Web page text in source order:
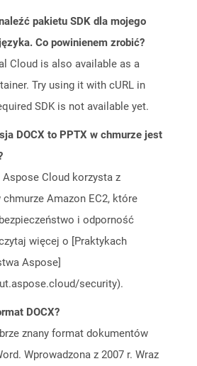
pakietu SDK dla mojego
Co powinienem zrobić?
Cloud is also available as a
Try using it with cURL in
SDK is not available yet.
DOCX to PPTX w chmurze jest
Cloud korzysta z
Amazon EC2, które
i odporność
więcej o [Praktykach
Aspose]
security).
DOCX?
znany format dokumentów
Wprowadzona z 2007 r. Wraz